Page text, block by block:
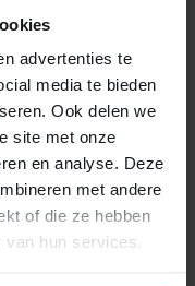
advertenties te
media te bieden
Ook delen we
site met onze
en analyse. Deze
met andere
of die ze hebben
van hun services.